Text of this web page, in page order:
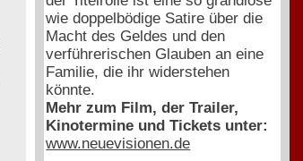
wie doppelbödige Satire über die
Macht des Geldes und den
verführerischen Glauben an eine
Familie, die ihr widerstehen
könnte.
Mehr zum Film, der Trailer,
Kinotermine und Tickets unter:
www.neuevisionen.de